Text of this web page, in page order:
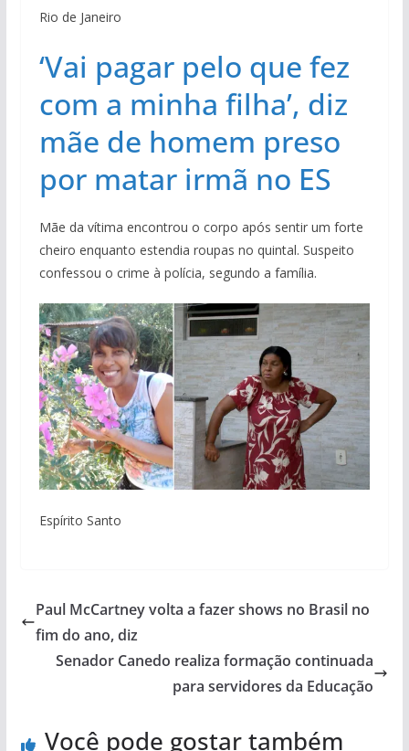
Rio de Janeiro
‘Vai pagar pelo que fez
com a minha filha’, diz
mãe de homem preso
por matar irmã no ES
Mãe da vítima encontrou o corpo após sentir um forte
cheiro enquanto estendia roupas no quintal. Suspeito
confessou o crime à polícia, segundo a família.
Espírito Santo
Paul McCartney volta a fazer shows no Brasil no
fim do ano, diz
Senador Canedo realiza formação continuada
para servidores da Educação
Você pode gostar também